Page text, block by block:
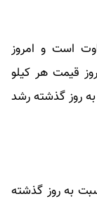
است و امروز
قیمت هر کیلو
که نسبت به روز گذشته رشد
به روز گذشته